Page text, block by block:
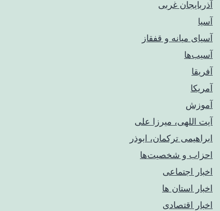
آذربایجان غربی
آسیا
آسیای میانه و قفقاز
آسیب‌ها
آفریقا
آمریکا
آموزش
آیت اللهی، میرزا علی
ابراهیمی ترکمان، ابوذر
احزاب و شخصیت‌ها
اخبار اجتماعی
اخبار استان ها
اخبار اقتصادی